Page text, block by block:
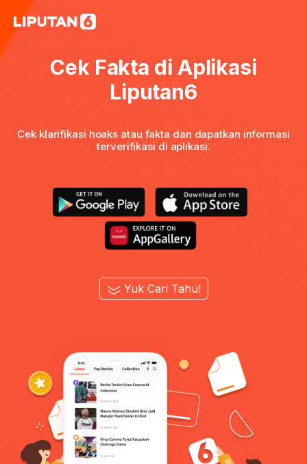
Cek Fakta di Aplikasi
Liputan6
Cek klarifikasi hoaks atau fakta dan dapatkan informasi
terverifikasi di aplikasi.
Yuk Cari Tahu!